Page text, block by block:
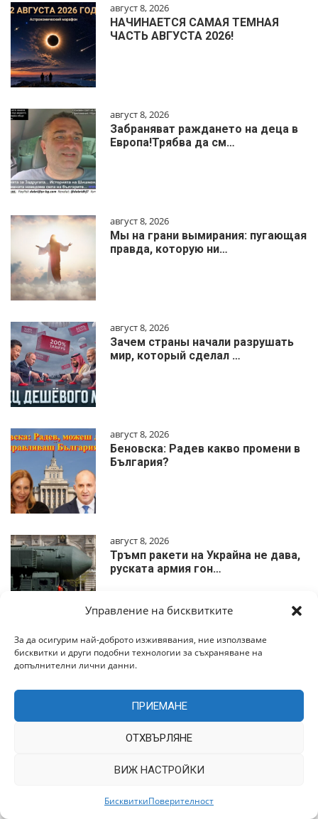
Управление на бисквитките
За да осигурим най-доброто изживявания, ние използваме
бисквитки и други подобни технологии за съхраняване на
допълнителни лични данни.
ПРИЕМАНЕ
ОТХВЪРЛЯНЕ
ВИЖ НАСТРОЙКИ
БисквиткиПоверителност
август 8, 2026
НАЧИНАЕТСЯ САМАЯ ТЕМНАЯ
ЧАСТЬ АВГУСТА 2026!
август 8, 2026
Забраняват раждането на деца в
Европа!Трябва да см…
август 8, 2026
Мы на грани вымирания: пугающая
правда, которую ни…
август 8, 2026
Зачем страны начали разрушать
мир, который сделал …
август 8, 2026
Беновска: Радев какво промени в
България?
август 8, 2026
Тръмп ракети на Украйна не дава,
руската армия гон…
август 8, 2026
ВС РФ атакуют Чернигов
ПРИЕХМЕ